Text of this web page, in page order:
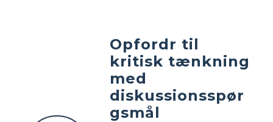
Opfordr til
kritisk tænkning
med
diskussionsspør
gsmål